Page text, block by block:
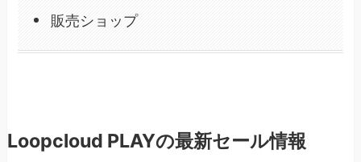
販売ショップ
Loopcloud PLAYの最新セール情報